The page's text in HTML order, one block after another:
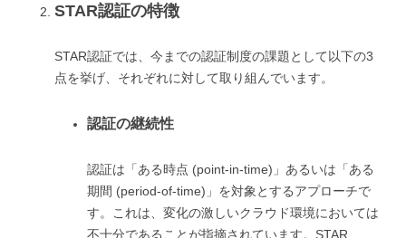
STAR認証の特徴
STAR認証では、今までの認証制度の課題として以下の3
点を挙げ、それぞれに対して取り組んでいます。
認証の継続性
認証は「ある時点 (point-in-time)」あるいは「ある
期間 (period-of-time)」を対象とするアプローチで
す。これは、変化の激しいクラウド環境においては
不十分であることが指摘されています。STAR